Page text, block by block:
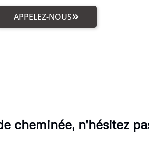
APPELEZ-NOUS
cheminée, n'hésitez